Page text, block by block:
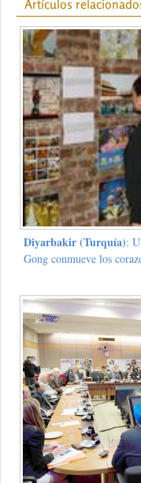
Artículos
Diyarbakir (Turquía):
Gong conmueve los